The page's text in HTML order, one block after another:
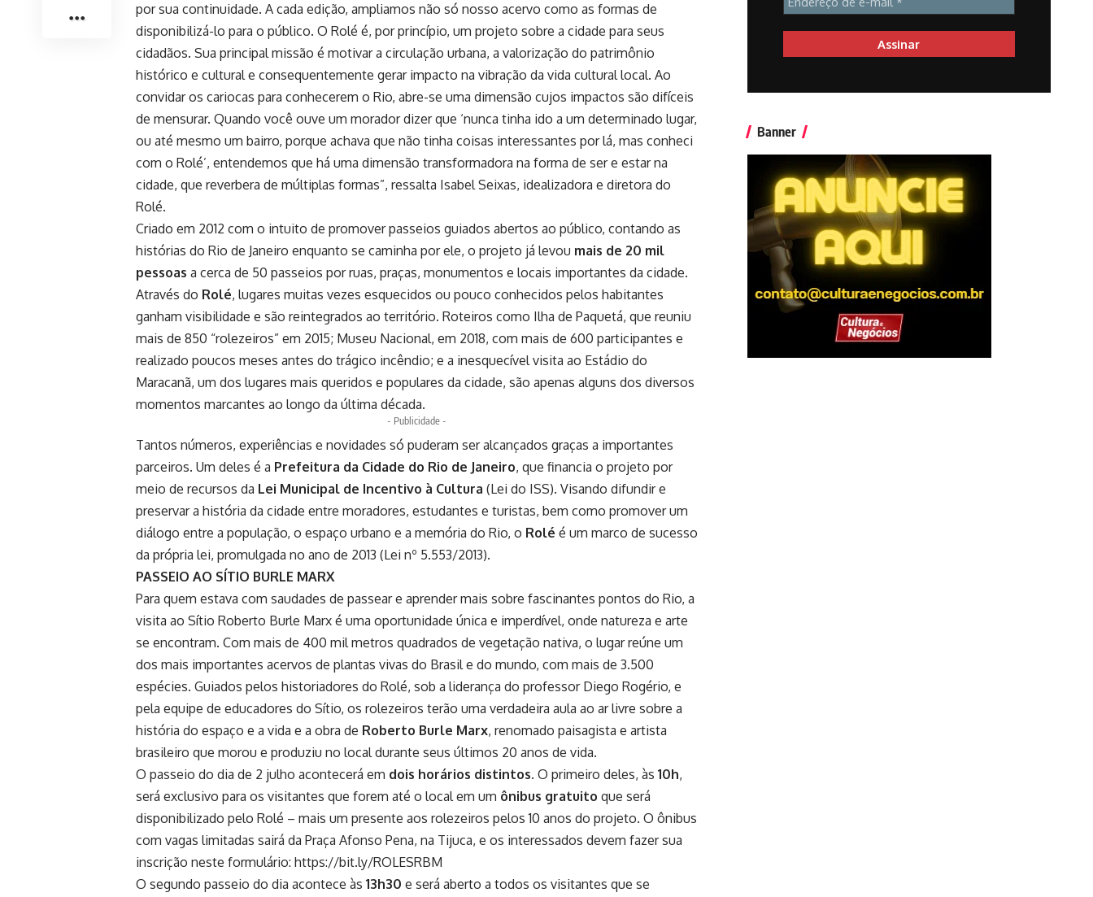
por sua continuidade. A cada edição, ampliamos não só nosso acervo como as formas de
disponibilizá-lo para o público. O Rolé é, por princípio, um projeto sobre a cidade para seus
cidadãos. Sua principal missão é motivar a circulação urbana, a valorização do patrimônio
histórico e cultural e consequentemente gerar impacto na vibração da vida cultural local. Ao
convidar os cariocas para conhecerem o Rio, abre-se uma dimensão cujos impactos são difíceis
de mensurar. Quando você ouve um morador dizer que ‘nunca tinha ido a um determinado lugar,
ou até mesmo um bairro, porque achava que não tinha coisas interessantes por lá, mas conheci
com o Rolé’, entendemos que há uma dimensão transformadora na forma de ser e estar na
cidade, que reverbera de múltiplas formas”, ressalta Isabel Seixas, idealizadora e diretora do
Rolé.
Criado em 2012 com o intuito de promover passeios guiados abertos ao público, contando as
histórias do Rio de Janeiro enquanto se caminha por ele, o projeto já levou mais de 20 mil
pessoas a cerca de 50 passeios por ruas, praças, monumentos e locais importantes da cidade.
Através do Rolé, lugares muitas vezes esquecidos ou pouco conhecidos pelos habitantes
ganham visibilidade e são reintegrados ao território. Roteiros como Ilha de Paquetá, que reuniu
mais de 850 “rolezeiros” em 2015; Museu Nacional, em 2018, com mais de 600 participantes e
realizado poucos meses antes do trágico incêndio; e a inesquecível visita ao Estádio do
Maracanã, um dos lugares mais queridos e populares da cidade, são apenas alguns dos diversos
momentos marcantes ao longo da última década.
- Publicidade -
Tantos números, experiências e novidades só puderam ser alcançados graças a importantes
parceiros. Um deles é a Prefeitura da Cidade do Rio de Janeiro, que financia o projeto por
meio de recursos da Lei Municipal de Incentivo à Cultura (Lei do ISS). Visando difundir e
preservar a história da cidade entre moradores, estudantes e turistas, bem como promover um
diálogo entre a população, o espaço urbano e a memória do Rio, o Rolé é um marco de sucesso
da própria lei, promulgada no ano de 2013 (Lei nº 5.553/2013).
PASSEIO AO SÍTIO BURLE MARX
Para quem estava com saudades de passear e aprender mais sobre fascinantes pontos do Rio, a
visita ao Sítio Roberto Burle Marx é uma oportunidade única e imperdível, onde natureza e arte
se encontram. Com mais de 400 mil metros quadrados de vegetação nativa, o lugar reúne um
dos mais importantes acervos de plantas vivas do Brasil e do mundo, com mais de 3.500
espécies. Guiados pelos historiadores do Rolé, sob a liderança do professor Diego Rogério, e
pela equipe de educadores do Sítio, os rolezeiros terão uma verdadeira aula ao ar livre sobre a
história do espaço e a vida e a obra de Roberto Burle Marx, renomado paisagista e artista
brasileiro que morou e produziu no local durante seus últimos 20 anos de vida.
O passeio do dia de 2 julho acontecerá em dois horários distintos. O primeiro deles, às 10h,
será exclusivo para os visitantes que forem até o local em um ônibus gratuito que será
disponibilizado pelo Rolé – mais um presente aos rolezeiros pelos 10 anos do projeto. O ônibus
com vagas limitadas sairá da Praça Afonso Pena, na Tijuca, e os interessados devem fazer sua
inscrição neste formulário: https://bit.ly/ROLESRBM
O segundo passeio do dia acontece às 13h30 e será aberto a todos os visitantes que se
Banner